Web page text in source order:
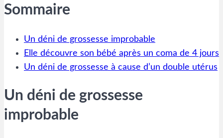
Sommaire
Un déni de grossesse improbable
Elle découvre son bébé après un coma de 4 jours
Un déni de grossesse à cause d’un double utérus
Un déni de grossesse
improbable